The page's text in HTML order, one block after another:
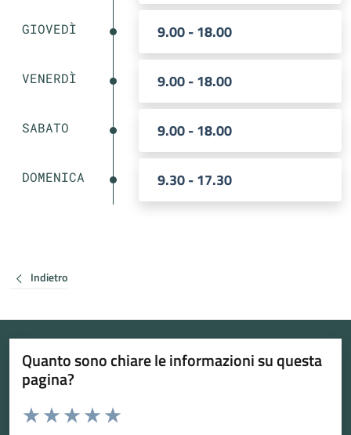
GIOVEDÌ 9.00 - 18.00
VENERDÌ 9.00 - 18.00
SABATO 9.00 - 18.00
DOMENICA 9.30 - 17.30
Indietro
Quanto sono chiare le informazioni su questa
pagina?
Valuta da 1 a 5 stelle la pagina